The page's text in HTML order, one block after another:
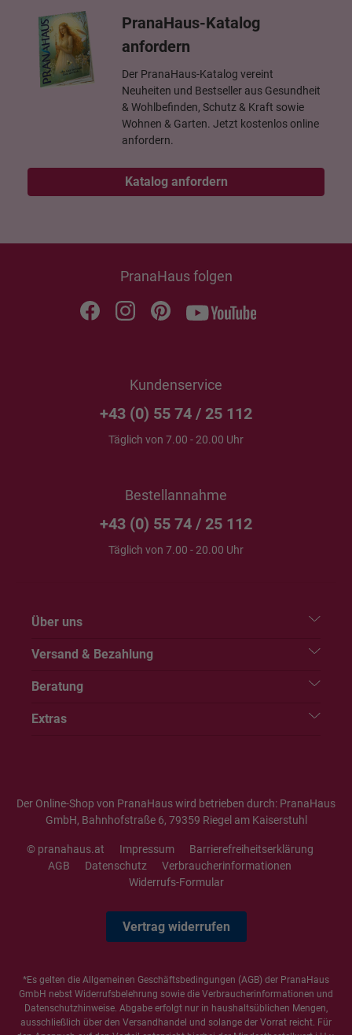
PranaHaus-Katalog
anfordern
Der PranaHaus-Katalog vereint
Neuheiten und Bestseller aus Gesundheit
& Wohlbefinden, Schutz & Kraft sowie
Wohnen & Garten. Jetzt kostenlos online
anfordern.
Katalog anfordern
PranaHaus folgen
Kundenservice
+43 (0) 55 74 / 25 112
Täglich von 7.00 - 20.00 Uhr
Bestellannahme
+43 (0) 55 74 / 25 112
Täglich von 7.00 - 20.00 Uhr
Über uns
Versand & Bezahlung
Beratung
Extras
Der Online-Shop von PranaHaus wird betrieben durch: PranaHaus
GmbH, Bahnhofstraße 6, 79359 Riegel am Kaiserstuhl
© pranahaus.at Impressum
Barrierefreiheitserklärung
AGB
Datenschutz
Verbraucherinformationen
Widerrufs-Formular
Vertrag widerrufen
*Es gelten die Allgemeinen Geschäftsbedingungen (AGB) der PranaHaus
GmbH nebst Widerrufsbelehrung sowie die Verbraucherinformationen und
Datenschutzhinweise. Abgabe erfolgt nur in haushaltsüblichen Mengen,
ausschließlich über den Versandhandel und solange der Vorrat reicht. Für